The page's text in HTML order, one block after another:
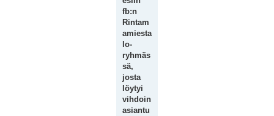
fb:n
Rintam
amiesta
lo-
ryhmäs
sä,
josta
löytyi
vihdoin
asiantu